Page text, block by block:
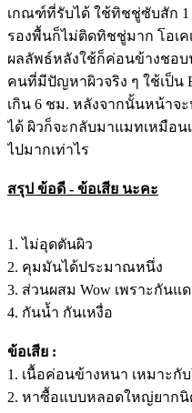
เกณฑ์ที่รับได้ ใช้ทิชชู่ซับสัก
รองพื้นก็ไม่ติดทิชชู่มาก โอเค
ผลลัพธ์หลังใช้ก็ค่อนข้างชอบ
คนที่มีปัญหาผิวจริง ๆ ใช้เป็น
เกิน 6 ชม. หลังจากนั้นหน้าจ
ได้ ผิวก็จะกลับมาแมทเหมือ
ไปมากเท่าไร
สรุป ข้อดี - ข้อเสีย นะคะ
1. ไม่อุดตันผิว
2. คุมมันได้ประมาณหนึ่ง
3. ส่วนผสม Wow เพราะกันแด
4. กันน้ำ กันเหงื่อ
ข้อเสีย :
1. เนื้อค่อนข้างหนา เหมาะกั
2. หาซื้อแบบหลอดใหญ่ยากนิ